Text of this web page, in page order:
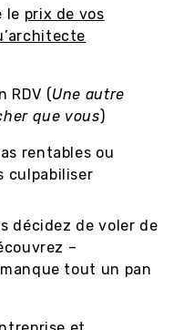
le prix de vos
RDV (Une autre
que vous)
rentables ou
culpabiliser
décidez de voler de
–
tout un pan